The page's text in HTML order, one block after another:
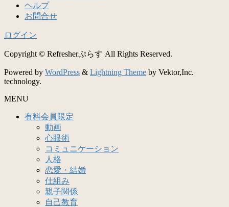
ヘルプ
お問合せ
ログイン
Copyright © Refresherぷらす All Rights Reserved.
Powered by WordPress & Lightning Theme by Vektor,Inc.
technology.
MENU
有料会員限定
動画
心眼術
コミュニケーション
人格
恋愛・結婚
仕組み
親子関係
自己教育